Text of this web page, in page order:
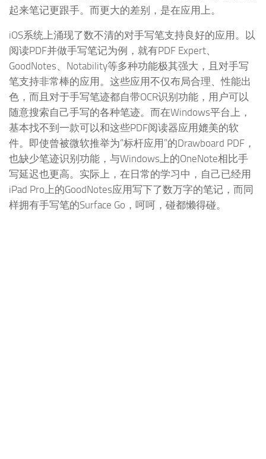
起来笔记更跟手。而更大的差别，是在应用上。
iOS系统上涌现了数不清的对手写笔支持良好的应用。以
阅读PDF并做手写笔记为例，就有PDF Expert、
GoodNotes、Notability等多种功能极其强大，且对手写
笔支持非常棒的应用。这些应用不仅布局合理、性能出
色，而且对于手写笔迹都自带OCR识别功能，用户可以
随意搜索自己手写的各种笔迹。而在Windows平台上，
基本找不到一款可以和这些PDF阅读器应用媲美的软
件。即使曾被微软推举为“标杆应用”的Drawboard PDF，
也缺少笔迹识别功能，与Windows上的OneNote相比手
写延迟也更高。实际上，在日常的学习中，自己已经用
iPad Pro上的GoodNotes应用写下了数万字的笔记，而同
样拥有手写笔的Surface Go，呵呵，碰都懒得碰。